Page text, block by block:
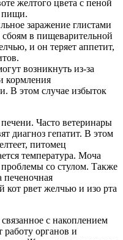
желтого цвета с пеной
пищи.
заражение глистами
в пищеварительной
и он теряет аппетит,
возникнуть из-за
кормления
В этом случае избыток
Часто ветеринары
диагноз гепатит. В этом
питомец
температура. Моча
со стулом. Также
печеночная
кот рвет желчью и изо рта
с накоплением
органов и